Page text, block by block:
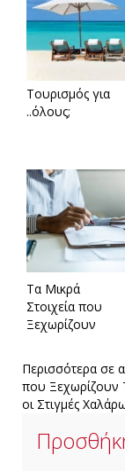
Τουρισμός για
..όλους;
Τα Μικρά
Στοιχεία που
Ξεχωρίζουν
Περισσότερα σε
που Ξεχωρίζουν
οι Στιγμές